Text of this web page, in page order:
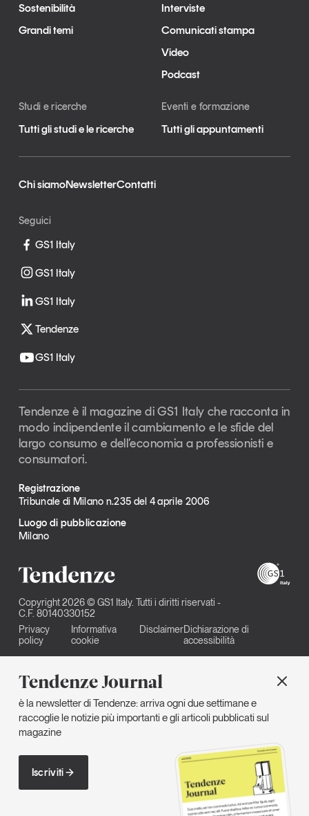
Tendenze Journal
è la newsletter di Tendenze: arriva ogni due settimane e
raccoglie le notizie più importanti e gli articoli pubblicati sul
magazine
Iscriviti
Sostenibilità
Grandi temi
Interviste
Comunicati stampa
Video
Podcast
Studi e ricerche
Tutti gli studi e le ricerche
Eventi e formazione
Tutti gli appuntamenti
Chi siamoNewsletterContatti
Seguici
GS1 Italy
GS1 Italy
GS1 Italy
Tendenze
GS1 Italy
Tendenze è il magazine di GS1 Italy che racconta in
modo indipendente il cambiamento e le sfide del
largo consumo e dell’economia a professionisti e
consumatori.
Registrazione
Tribunale di Milano n.235 del 4 aprile 2006
Luogo di pubblicazione
Milano
Copyright 2026 © GS1 Italy. Tutti i diritti riservati -
C.F. 80140330152
Privacy
policy
Informativa
cookie
DisclaimerDichiarazione di
accessibilità